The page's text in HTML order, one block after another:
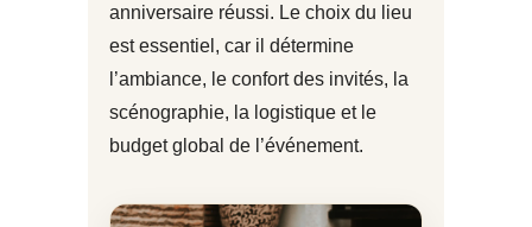
anniversaire réussi. Le choix du lieu
est essentiel, car il détermine
l’ambiance, le confort des invités, la
scénographie, la logistique et le
budget global de l’événement.